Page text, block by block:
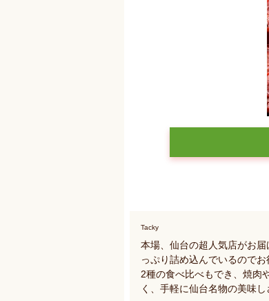
Tacky
本場、仙台の超人気店がお
っぷり詰め込んでいるので
2種の食べ比べもでき、焼肉
く、手軽に仙台名物の美味